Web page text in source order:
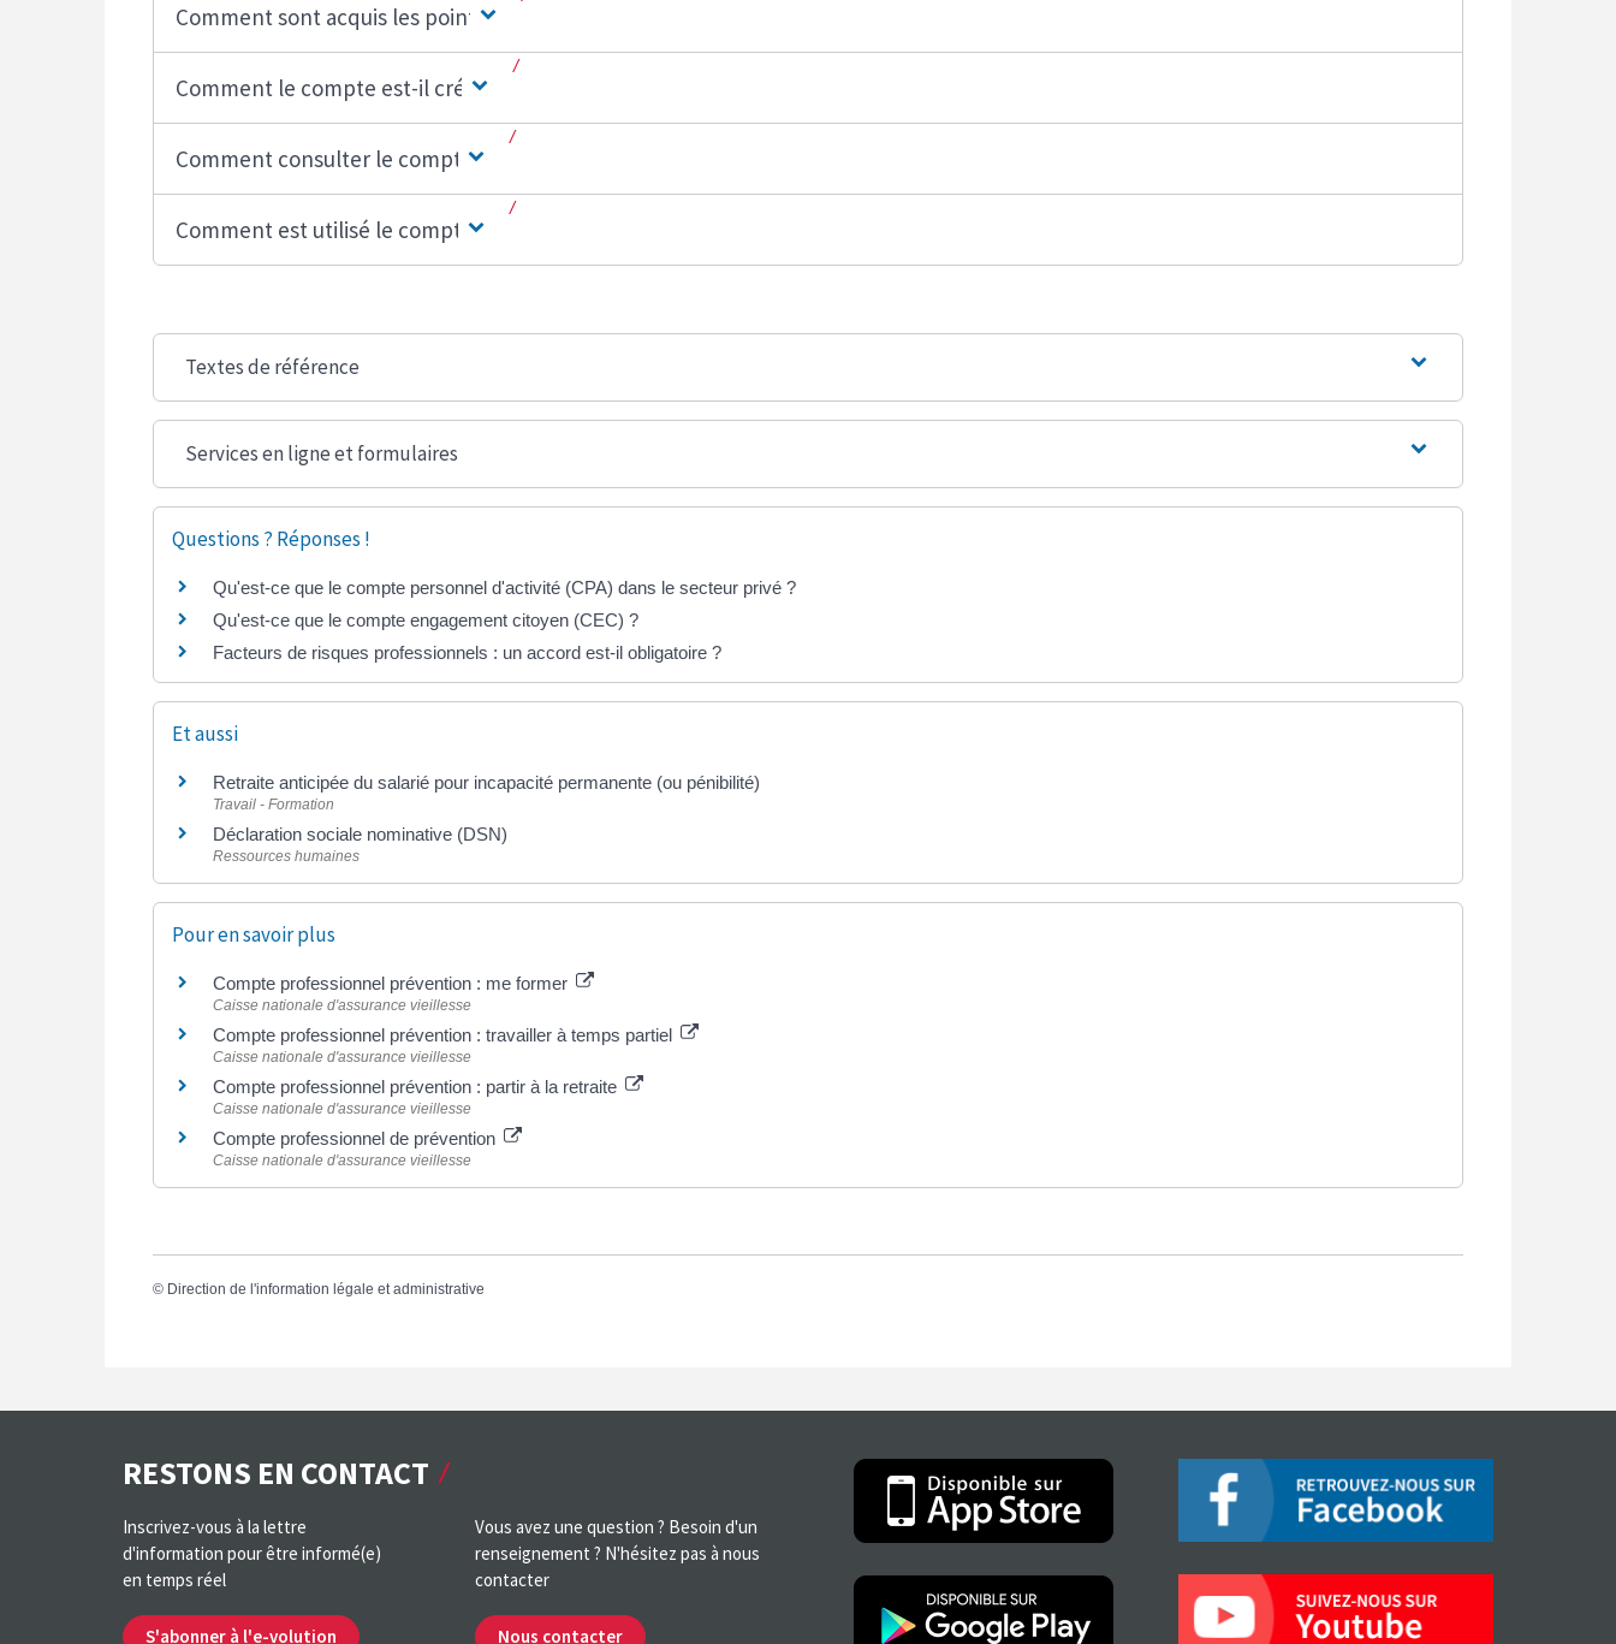
Comment sont acquis les points ?
Comment le compte est-il créé ?
Comment consulter le compte ?
Comment est utilisé le compte ?
Textes de référence
Services en ligne et formulaires
Questions ? Réponses !
Qu'est-ce que le compte personnel d'activité (CPA) dans le secteur privé ?
Qu'est-ce que le compte engagement citoyen (CEC) ?
Facteurs de risques professionnels : un accord est-il obligatoire ?
Et aussi
Retraite anticipée du salarié pour incapacité permanente (ou pénibilité)
Travail - Formation
Déclaration sociale nominative (DSN)
Ressources humaines
Pour en savoir plus
Compte professionnel prévention : me former
Caisse nationale d'assurance vieillesse
Compte professionnel prévention : travailler à temps partiel
Caisse nationale d'assurance vieillesse
Compte professionnel prévention : partir à la retraite
Caisse nationale d'assurance vieillesse
Compte professionnel de prévention
Caisse nationale d'assurance vieillesse
© Direction de l'information légale et administrative
RESTONS EN CONTACT
Inscrivez-vous à la lettre
d'information pour être informé(e)
en temps réel
S'abonner à l'e-volution
Vous avez une question ? Besoin d'un
renseignement ? N'hésitez pas à nous
contacter
Nous contacter